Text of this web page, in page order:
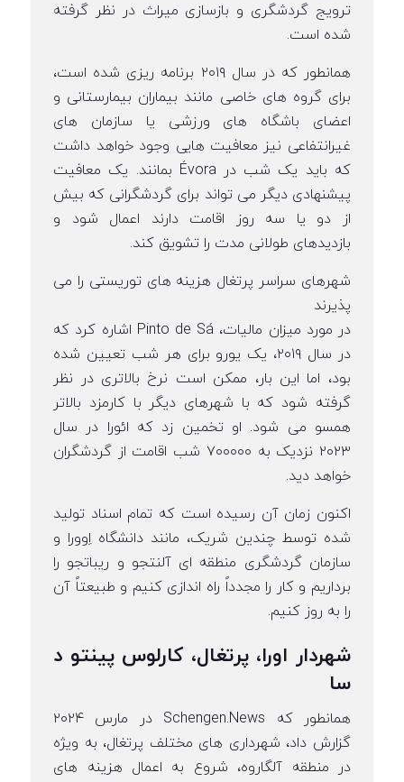
ترویج گردشگری و بازسازی میراث در نظر گرفته
شده است.
همانطور که در سال ۲۰۱۹ برنامه ریزی شده است،
برای گروه های خاصی مانند بیماران بیمارستانی و
اعضای باشگاه های ورزشی یا سازمان های
غیرانتفاعی نیز معافیت هایی وجود خواهد داشت
که باید یک شب در Évora بمانند. یک معافیت
پیشنهادی دیگر می تواند برای گردشگرانی که بیش
از دو یا سه روز اقامت دارند اعمال شود و
بازدیدهای طولانی مدت را تشویق کند.
شهرهای سراسر پرتغال هزینه های توریستی را می
پذیرند
در مورد میزان مالیات، Pinto de Sá اشاره کرد که
در سال ۲۰۱۹، یک یورو برای هر شب تعیین شده
بود، اما این بار، ممکن است نرخ بالاتری در نظر
گرفته شود که با شهرهای دیگر با کارمزد بالاتر
همسو می شود. او تخمین زد که ائورا در سال
۲۰۲۳ نزدیک به ۷۰۰۰۰۰ شب اقامت از گردشگران
خواهد دید.
اکنون زمان آن رسیده است که تمام اسناد تولید
شده توسط چندین شریک، مانند دانشگاه اِوورا و
سازمان گردشگری منطقه ای آلنتجو و ریباتجو را
برداریم و کار را مجدداً راه اندازی کنیم و طبیعتاً آن
را به روز کنیم.
شهردار اورا، پرتغال، کارلوس پینتو د
سا
همانطور که Schengen.News در مارس ۲۰۲۴
گزارش داد، شهرداری های مختلف پرتغال، به ویژه
در منطقه آلگاروه، شروع به اعمال هزینه های